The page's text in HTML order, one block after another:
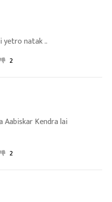
yetro natak ..
2
Aabiskar Kendra lai
2